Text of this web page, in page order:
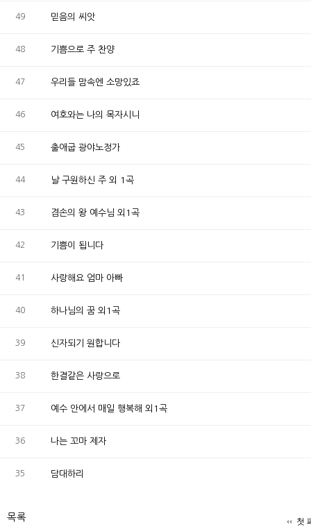
49 믿음의 씨앗
48 기쁨으로 주 찬양
47 우리들 맘속엔 소망있죠
46 여호와는 나의 목자시니
45 출애굽 광야노정가
44 날 구원하신 주 외 1곡
43 겸손의 왕 예수님 외1곡
42 기쁨이 됩니다
41 사랑해요 엄마 아빠
40 하나님의 꿈 외1곡
39 신자되기 원합니다
38 한결같은 사랑으로
37 예수 안에서 매일 행복해 외1곡
36 나는 꼬마 제자
35 담대하리
목록 첫